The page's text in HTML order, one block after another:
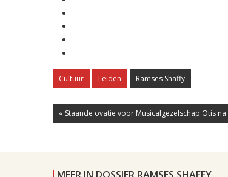
Cultuur Leiden Ramses Shaffy
« Staande ovatie voor Musicalgezelschap Otis na
MEER IN DOSSIER RAMSES SHAFFY